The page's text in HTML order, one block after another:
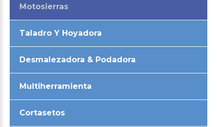
Motosierras
Taladro Y Hoyadora
Desmalezadora & Podadora
Multiherramienta
Cortasetos